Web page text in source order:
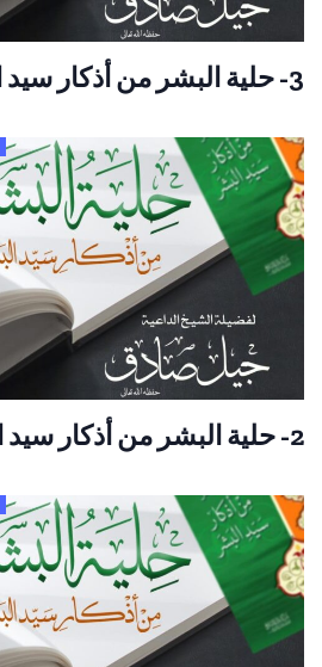
3- حلية البشر من أذكار سيد البشر
2- حلية البشر من أذكار سيد البشر